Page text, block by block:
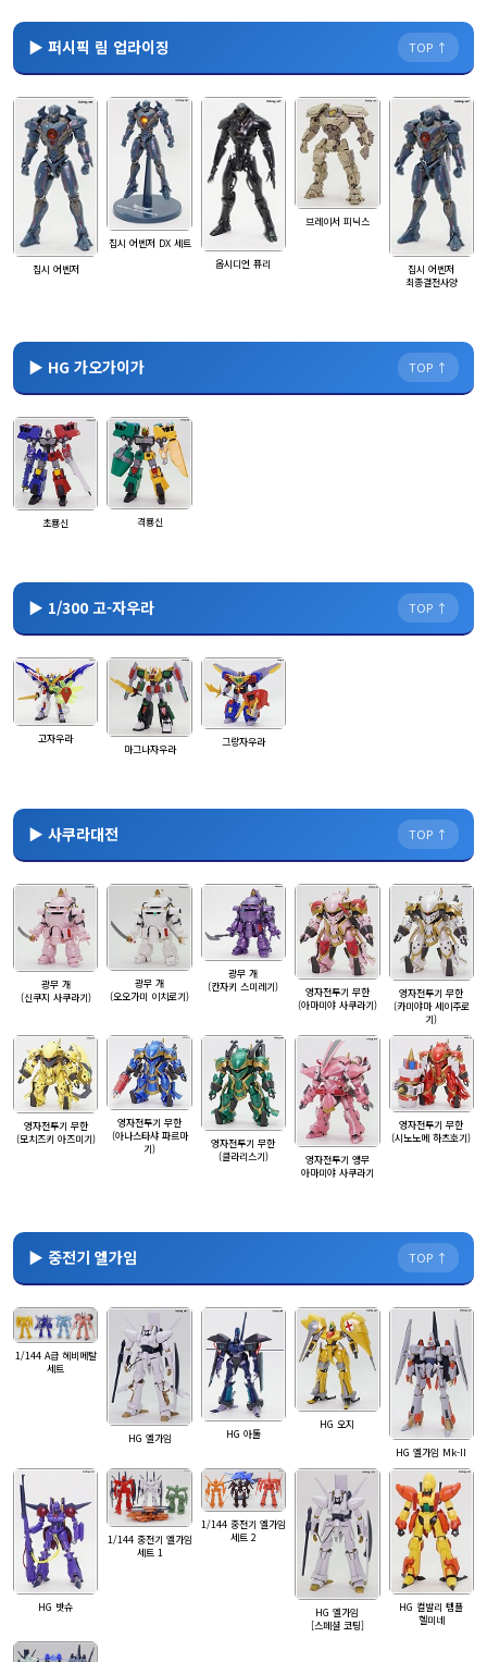
▶ 퍼시픽 림 업라이징 TOP ↑
집시 어벤저
집시 어벤저 DX 세트
옵시디언 퓨리
브레이서 피닉스
집시 어벤저
최종결전사양
▶ HG 가오가이가 TOP ↑
초룡신 격룡신
▶ 1/300 고-자우라 TOP ↑
고자우라
마그나자우라 그랑자우라
▶ 사쿠라대전 TOP ↑
광무 개
(신쿠지 사쿠라기)
광무 개
(오오가미 이치로기)
광무 개
(칸자키 스미레기)
영자전투기 무한
(아마미야 사쿠라기)
영자전투기 무한
(카미야마 세이주로
기)
영자전투기 무한
(모치즈키 아즈미기)
영자전투기 무한
(아나스타샤 파르마
기)
영자전투기 무한
(클라리스기)
영자전투기 앵무
아마미야 사쿠라기
영자전투기 무한
(시노노메 하츠호기)
▶ 중전기 엘가임 TOP ↑
1/144 A급 헤비메탈
세트
HG 엘가임 HG 아톨
HG 오지
HG 엘가임 Mk-II
HG 밧슈
1/144 중전기 엘가임
세트 1
1/144 중전기 엘가임
세트 2
HG 엘가임
[스페셜 코팅]
HG 컬발리 템플
헬미네